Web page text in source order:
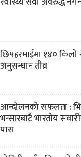
छिपहरमाईमा १४० किलो
अनुसन्धान तीव्र
आन्दोलनको सफलता :
भन्सारबाटै भारतीय
पास